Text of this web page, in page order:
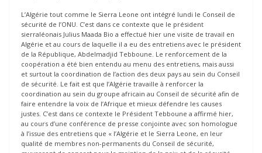
L’Algérie tout comme le Sierra Leone ont intégré lundi le Conseil de
sécurité de l’ONU. C’est dans ce contexte que le président
sierraléonais Julius Maada Bio a effectué hier une visite de travail en
Algérie et au cours de laquelle il a eu des entretiens avec le président
de la République, Abdelmadjid Tebboune. Le renforcement de la
coopération a été bien entendu au menu des entretiens, mais aussi
et surtout la coordination de l’action des deux pays au sein du Conseil
de sécurité. Le fait est que l’Algérie travaille à renforcer la
coordination au sein du groupe africain au Conseil de sécurité afin de
faire entendre la voix de l’Afrique et mieux défendre les causes
justes. C’est dans ce contexte le Président Tebboune a affirmé hier,
au cours d’une conférence de presse conjointe avec son homologue
à l’issue des entretiens que « l’Algérie et le Sierra Leone, en leur
qualité de membres non-permanents du Conseil de sécurité,